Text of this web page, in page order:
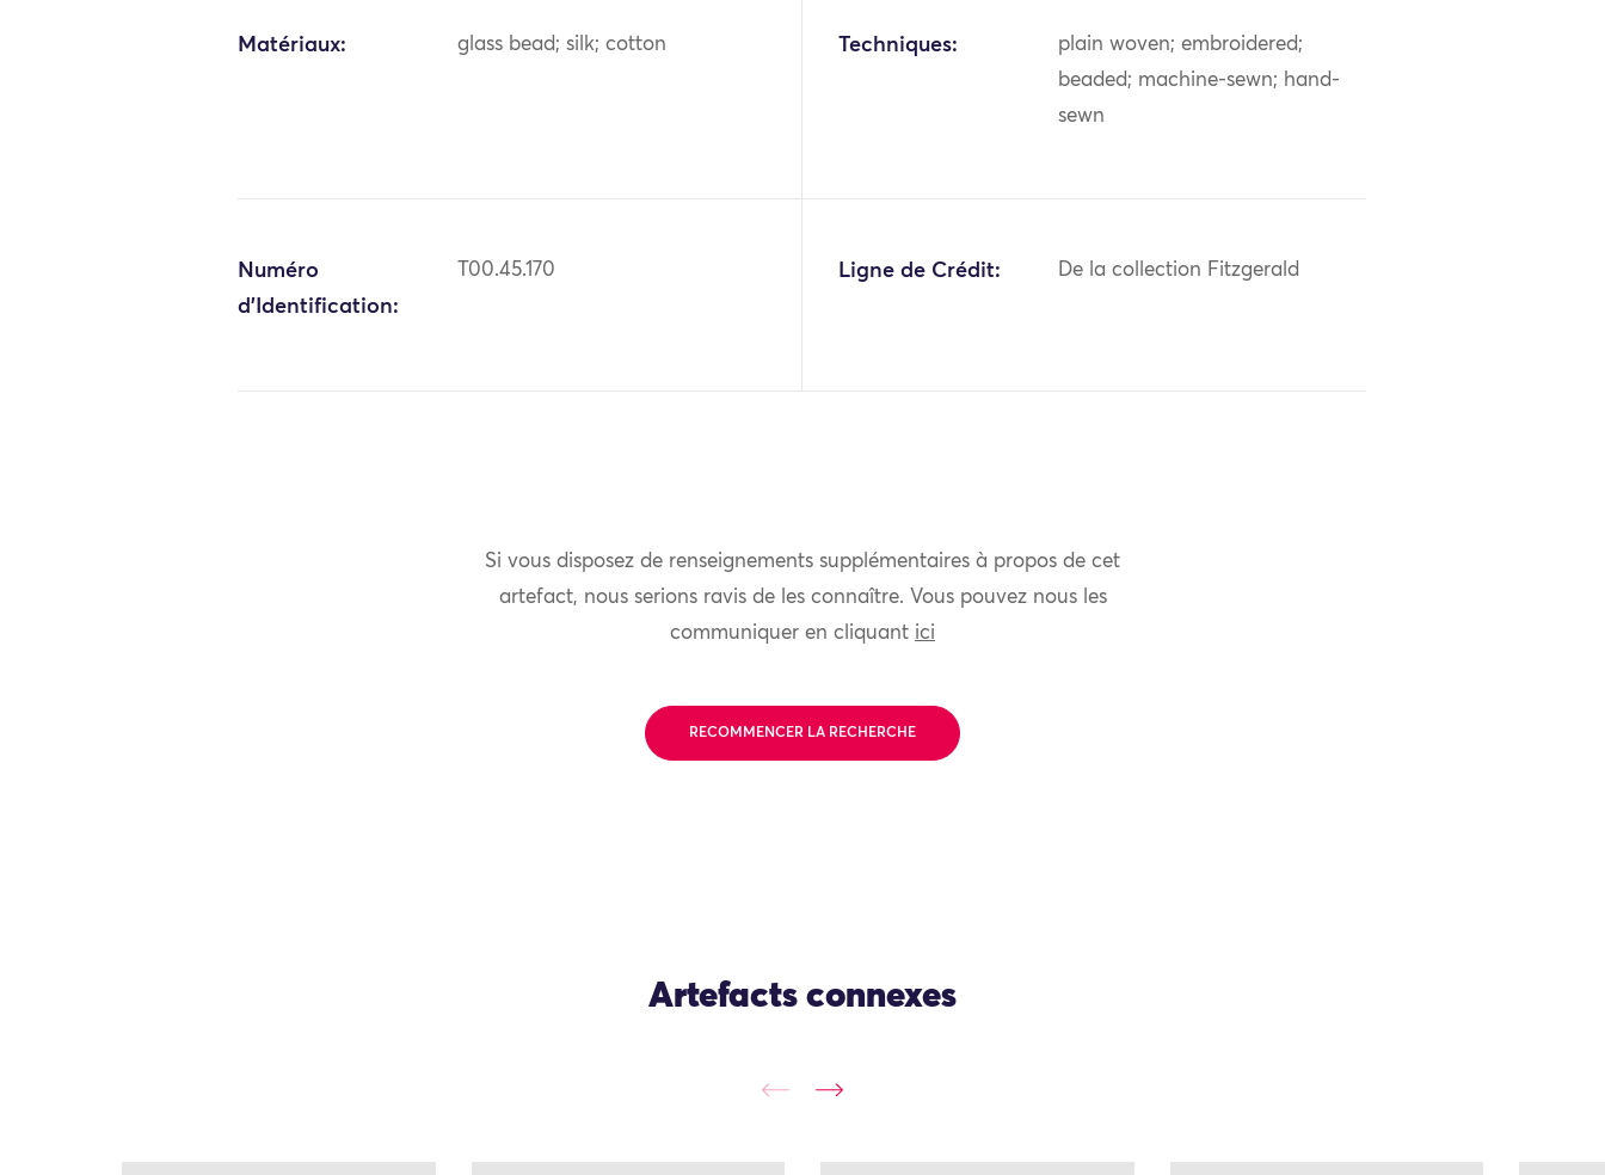
Matériaux: glass bead; silk; cotton Techniques:
plain woven; embroidered;
beaded; machine-sewn; hand-
sewn
Numéro
d'Identification:
T00.45.170 Ligne de Crédit: De la collection Fitzgerald
Si vous disposez de renseignements supplémentaires à propos de cet
artefact, nous serions ravis de les connaître. Vous pouvez nous les
communiquer en cliquant ici
RECOMMENCER LA RECHERCHE
Artefacts connexes